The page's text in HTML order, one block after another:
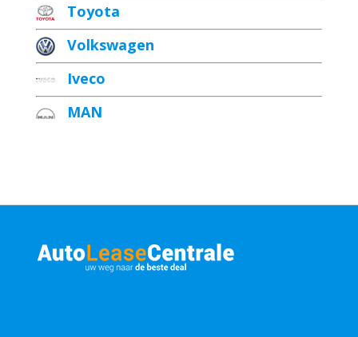
Toyota
Volkswagen
Iveco
MAN